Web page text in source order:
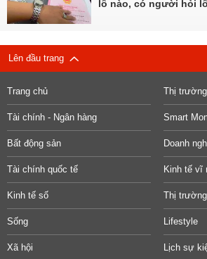
lô nào, có người hỏi
Lên đầu trang
Trang chủ Thị
Tài chính - Ngân hàng Smart
Bất động sản Doanh
Tài chính quốc tế Kinh tế vĩ
Kinh tế số Thị trường
Sống Lifestyle
Xã hội Lịch sự